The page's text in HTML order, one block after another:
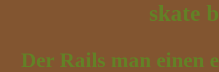
skate
Der Rails man einen